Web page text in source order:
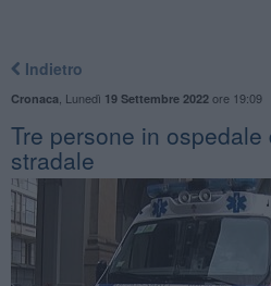
Indietro
Cronaca Lunedì 19 Settembre 2022ore 19:09
Tre persone in
stradale